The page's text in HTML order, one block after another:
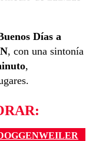
Días a
, con una sintonía
,